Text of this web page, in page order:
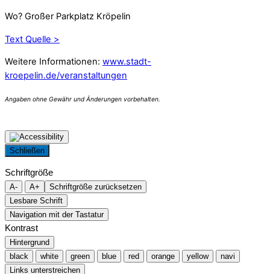
Wo? Großer Parkplatz Kröpelin
Text Quelle >
Weitere Informationen: www.stadt-
kroepelin.de/veranstaltungen
Schließen
Schriftgröße
A- A+
Schriftgröße zurücksetzen
Lesbare Schrift
Navigation mit der Tastatur
Kontrast
Hintergrund
black
white green blue red orange yellow
navi
Links unterstreichen